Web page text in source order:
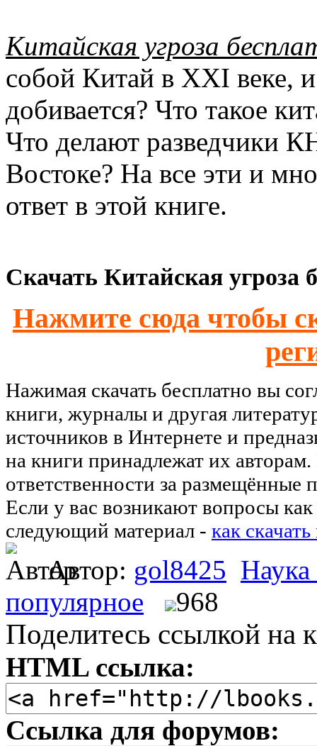
Китайская угроза
собой Китай в XXI веке,
добивается? Что такое
Что делают разведчики
Востоке? На все эти и
ответ в этой книге.
Скачать Китайская угроза
Нажмите сюда чтобы
Нажимая скачать бесплатно вы
книги, журналы и другая
источников в Интернете и
на книги принадлежат их
ответственности за размещённые
Если у вас возникают вопросы как
следующий материал - как
Автор: gol8425 Наука
популярное
968
Поделитесь ссылкой на
HTML ссылка:
Ссылка для форумов: